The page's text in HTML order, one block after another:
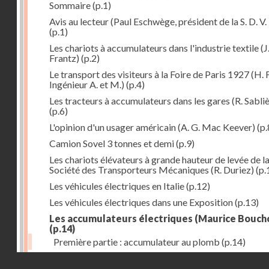
Sommaire(p.1)
Avis au lecteur (Paul Eschwège, président de la S. D. V.
(p.1)
Les chariots à accumulateurs dans l'industrie textile (J.
Frantz) (p.2)
Le transport des visiteurs à la Foire de Paris 1927 (H.
Ingénieur A. et M.) (p.4)
Les tracteurs à accumulateurs dans les gares (R.
(p.6)
L'opinion d'un usager américain (A. G. Mac Keever)
Camion Sovel 3 tonnes et demi(p.9)
Les chariots élévateurs à grande hauteur de levée de la
Société des Transporteurs Mécaniques (R. Duriez)
Les véhicules électriques en Italie(p.12)
Les véhicules électriques dans une Exposition(p.13)
Les accumulateurs électriques (Maurice
(p.14)
Première partie : accumulateur au plomb (p.14)